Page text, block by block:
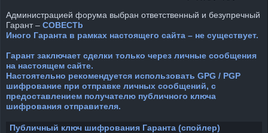
Администрацией форума выбран ответственный и безупречный
Гарант – COBECTb
Иного Гаранта в рамках настоящего сайта – не существует.
Гарант заключает сделки только через личные сообщения
на настоящем сайте.
Настоятельно рекомендуется использовать GPG / PGP
шифрование при отправке личных сообщений, с
предоставлением получателю публичного ключа
шифрования отправителя.
Публичный ключ шифрования Гаранта (спойлер)